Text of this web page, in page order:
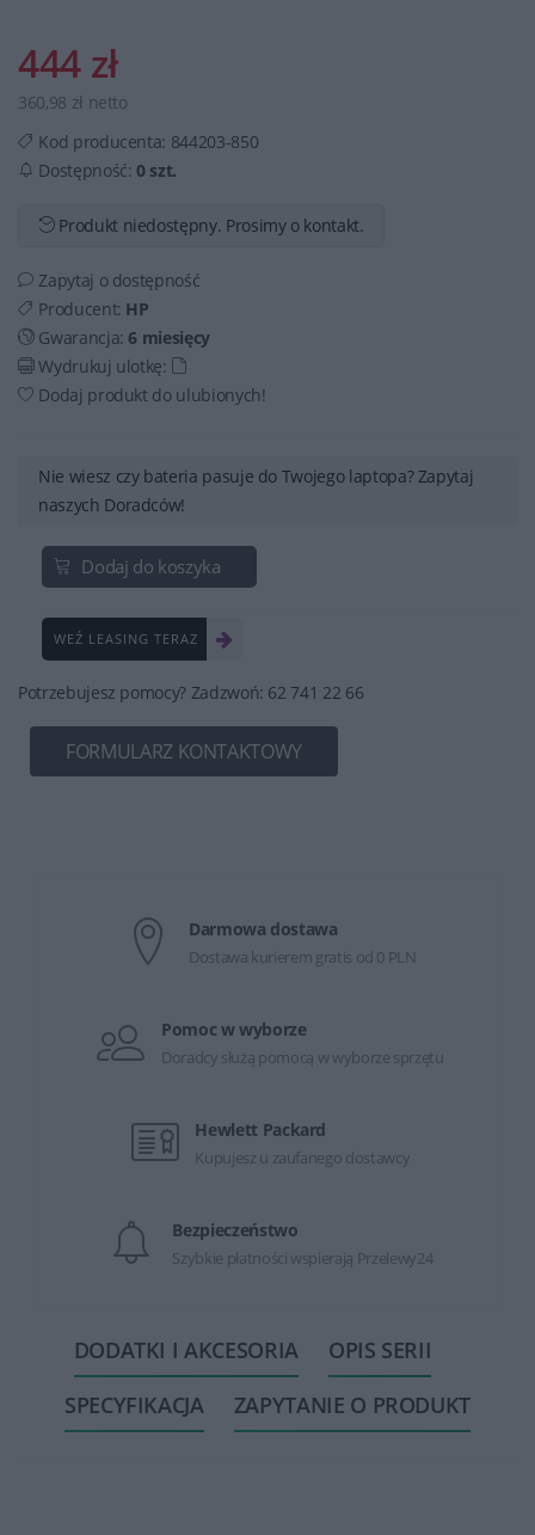
444 zł
360,98 zł netto
Kod producenta: 844203-850
Dostępność:0 szt.
Produkt niedostępny. Prosimy o kontakt.
Zapytaj o dostępność
Producent: HP
Gwarancja:6 miesięcy
Wydrukuj ulotkę:
Dodaj produkt do ulubionych!
Nie wiesz czy bateria pasuje do Twojego laptopa? Zapytaj
naszych Doradców!
Dodaj do koszyka
WEŹ LEASING TERAZ
Potrzebujesz pomocy? Zadzwoń: 62 741 22 66
FORMULARZ KONTAKTOWY
Darmowa dostawa
Dostawa kurierem gratis od 0 PLN
Pomoc w wyborze
Doradcy służą pomocą w wyborze sprzętu
Hewlett Packard
Kupujesz u zaufanego dostawcy
Bezpieczeństwo
Szybkie płatności wspierają Przelewy24
DODATKI I AKCESORIA
OPIS SERII
SPECYFIKACJA
ZAPYTANIE O PRODUKT